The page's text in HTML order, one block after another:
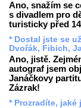
Ano, snažím se
s divadlem pro
turisticky před
* Dostal jste se
Dvořák, Fibich,
Ano, jistě.
autograf jsem
Janáčkovy
Zázrak!
* Prozradíte,